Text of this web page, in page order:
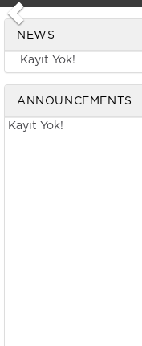
Previous
NEWS
Kayıt Yok!
ANNOUNCEMENTS
Kayıt Yok!